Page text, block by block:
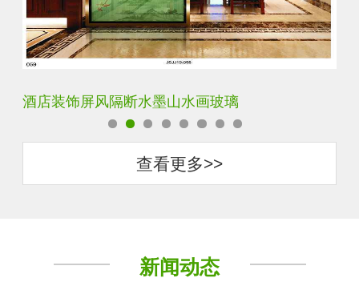
酒店装饰屏风隔断水墨山水画玻璃
查看更多>>
新闻动态